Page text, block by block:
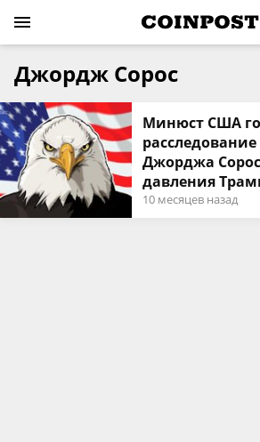
Джордж Сорос
Минюст США
Джорджа
давления
10 месяцев назад